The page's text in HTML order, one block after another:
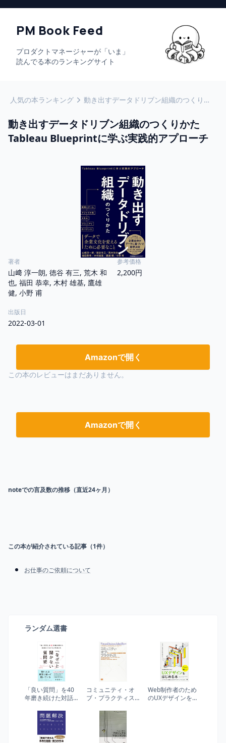
PM Book Feed
プロダクトマネージャーが「いま」
読んでる本のランキングサイト
人気の本ランキング 動き出すデータドリブン組織のつくりかた Tableau Blueprintに学ぶ実践的アプローチ
動き出すデータドリブン組織のつくりかた
Tableau Blueprintに学ぶ実践的アプローチ
著者
山﨑 淳一朗, 徳谷 有三, 荒木 和
也, 福田 恭幸, 木村 雄基, 鷹雄
健, 小野 甫
参考価格
2,200円
出版日
2022-03-01
Amazonで開く
この本のレビューはまだありません。
Amazonで開く
noteでの言及数の推移（直近24ヶ月）
この本が紹介されている記事（1件）
お仕事のご依頼について
ランダム選書
「良い質問」を40
年磨き続けた対話
いた 「なぜ」と聞
かない質問術
コミュニティ・オ
ブ・プラクティス
新たな知識形態の
実践 (Harvard
Business School
Press)
Web制作者のため
のUXデザインをは